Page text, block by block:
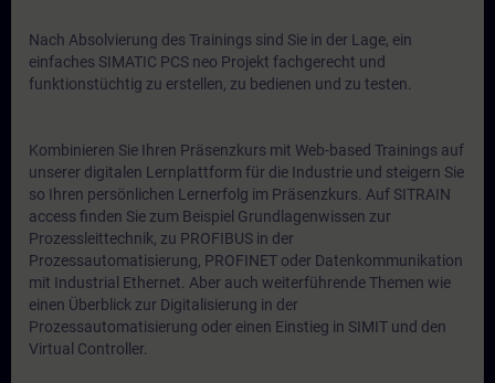
Nach Absolvierung des Trainings sind Sie in der Lage, ein
einfaches SIMATIC PCS neo Projekt fachgerecht und
funktionstüchtig zu erstellen, zu bedienen und zu testen.
Kombinieren Sie Ihren Präsenzkurs mit Web-based Trainings auf
unserer digitalen Lernplattform für die Industrie und steigern Sie
so Ihren persönlichen Lernerfolg im Präsenzkurs. Auf SITRAIN
access finden Sie zum Beispiel Grundlagenwissen zur
Prozessleittechnik, zu PROFIBUS in der
Prozessautomatisierung, PROFINET oder Datenkommunikation
mit Industrial Ethernet. Aber auch weiterführende Themen wie
einen Überblick zur Digitalisierung in der
Prozessautomatisierung oder einen Einstieg in SIMIT und den
Virtual Controller.